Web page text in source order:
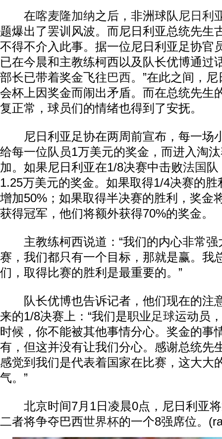
在喀麦隆加纳之后，非洲球队 尼日利
题爆出了罢训风波。而尼日利亚总统先生
不得不介入此事。据一位尼日利亚足协官
已在今晨和主教练柯西以及队长优博通过
部长已带着奖金飞往巴西。”在此之间，
会杯上因奖金而闹出矛盾。而在总统先生
复正常，球员们的情绪也得到了安抚。
尼日利亚足协在两周前宣布，每一场
给每一位队员1万美元的奖金，而进入淘
加。如果尼日利亚在1/8决赛中击败法国
1.25万美元的奖金。如果取得1/4决赛的
增加50%；如果取得半决赛的胜利，奖金
获得冠军，他们将额外获得70%的奖金。
主教练柯西说道：“我们的内心非常强
赛，我们都只有一个目标，那就是赢。我
们，取得比赛的胜利是最重要的。”
队长优博也告诉记者，他们现在的注
来的1/8决赛上：“我们是职业足球运动员
时候，你不能被其他事情分心。奖金的事
有，但这并没有让我们分心。感谢总统先
感觉到我们是代表着国家在比赛，这大大
气。”
北京时间7月1日凌晨0点，尼日利亚将
二者将争夺巴西世界杯的一个8强席位。